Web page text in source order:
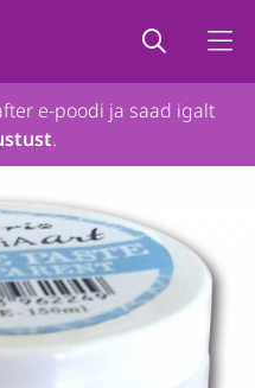
e-poodi ja saad igalt
.